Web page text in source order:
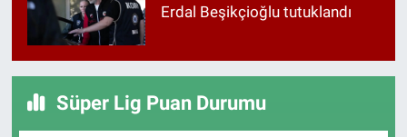
Erdal Beşikçioğlu tutuklandı
Süper Lig Puan Durumu